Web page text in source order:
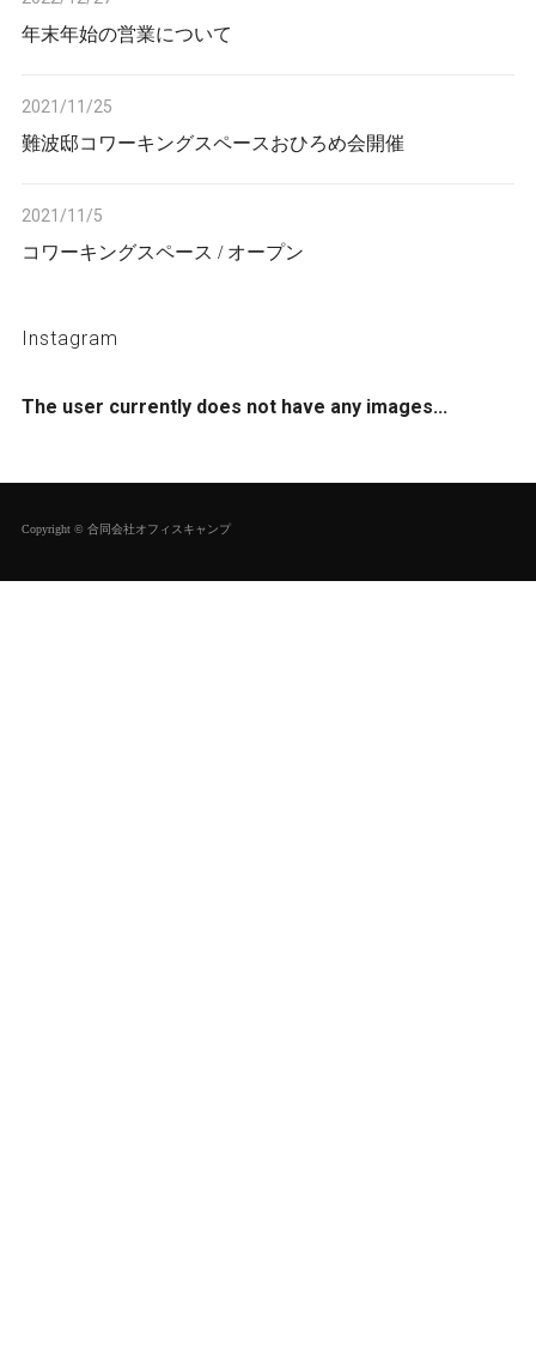
年末年始の営業について
2021/11/25
難波邸コワーキングスペースおひろめ会開催
2021/11/5
コワーキングスペース / オープン
Instagram
The user currently does not have any images...
Copyright © 合同会社オフィスキャンプ